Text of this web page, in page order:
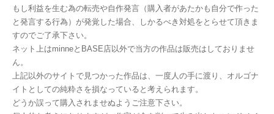
もし利益を生む為の転売や自作発言（購入者があたかも自分で作った
と発言する行為）が発覚した場合、しかるべき対処をとらせて頂きま
すのでご了承下さい。
ネット上はminneとBASE店以外で当方の作品は販売はしておりませ
ん。
上記以外のサイトで見つかった作品は、一度人の手に渡り、オルゴナ
イトとしての純粋さを損なっていると考えられます。
どうか誤って購入されませぬようご注意下さい。